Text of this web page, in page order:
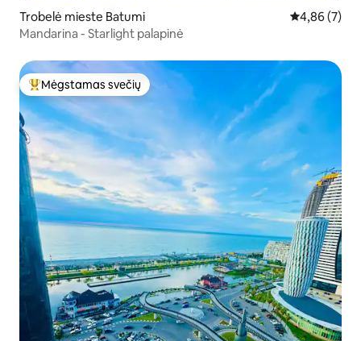
Trobelė mieste Batumi Vidutinis
4,86 (7)
Mandarina - Starlight palapinė
Svečių mėgstamiausias
Mėgstamas svečių